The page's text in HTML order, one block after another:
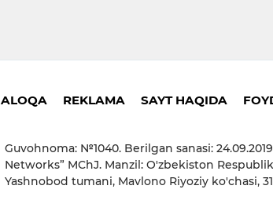
ALOQA REKLAMA SAYT HAQIDA
Guvohnoma: №1040. Berilgan sanasi:
Networks” MChJ. Manzil: O'zbekiston
Yashnobod tumani, Mavlono Riyoziy ko'chasi,